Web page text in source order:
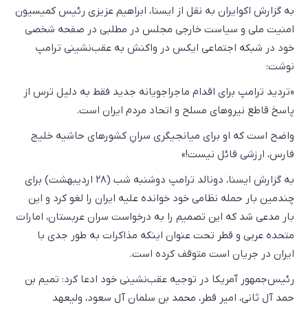
به گزارش اکوایران به نقل از ایسنا، ابراهیم عزیزی رئیس کمیسیون
امنیت ملی و سیاست خارجی مجلس در مطلبی در صفحه شخصی
خود در شبکه اجتماعی ایکس در واکنش به عقب‌نشینی ترامپ
نوشت:
«تردید ترامپ برای اقدام ماجراجویانه‌ جدید فقط به دلیل ترس از
پاسخ قاطع نیروهای مسلح و اتحاد مردم ایران است.
واضح است که او برای میانجیگری سرانِ کشورهای حاشیه خلیج
فارس، ارزشی قائل نیست!»
به گزارش ایسنا، دونالد ترامپ دوشنبه شب (۲۸ اردیبهشت) برای
چندمین بار حمله نظامی خود خوانده علیه ایران را لغو کرد و این
بار مدعی شد که این تصمیم را به درخواست سران عربستان، امارات
متحده عربی و قطر تحت عنوان اینکه مذاکرات به طور جدی با
ایران در جریان است متوقف کرده است.
رئیس‌جمهور آمریکا در توجیه عقب‌نشینی خود ادعا کرد: تمیم بن
حمد آل ثانی، امیر قطر، محمد بن سلمان آل سعود، ولیعهد